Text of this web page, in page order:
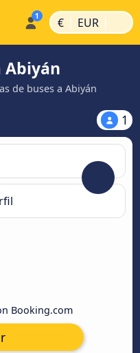
€ | EUR |
Abiyán
de buses a Abiyán
1
Booking.com